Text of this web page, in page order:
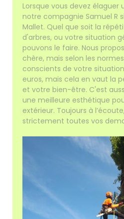
Lorsque vous devez élaguer
notre compagnie Samuel R
Mallet. Quel que soit la
d'arbres, ou votre situation
pouvons le faire. Nous
chère, mais selon les
conscients de votre
euros, mais cela en vaut la
et votre bien-être. C'est
une meilleure esthétique
extérieur. Toujours à
strictement toutes vos